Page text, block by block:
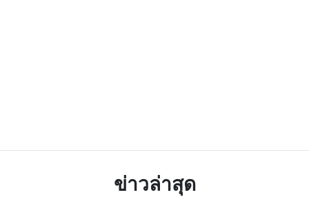
ข่าวล่าสุด